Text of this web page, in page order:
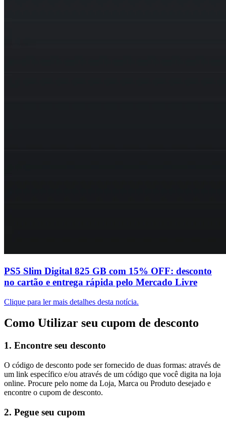
PS5 Slim Digital 825 GB com 15% OFF: desconto
no cartão e entrega rápida pelo Mercado Livre
Clique para ler mais detalhes desta notícia.
Como Utilizar seu cupom de desconto
1. Encontre seu desconto
O código de desconto pode ser fornecido de duas formas: através de
um link específico e/ou através de um código que você digita na loja
online. Procure pelo nome da Loja, Marca ou Produto desejado e
encontre o cupom de desconto.
2. Pegue seu cupom